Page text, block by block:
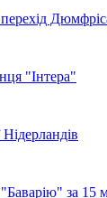
"Інтера"
за 15